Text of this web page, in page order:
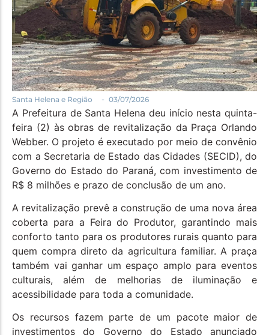
Santa Helena e Região - 03/07/2026
A Prefeitura de Santa Helena deu início nesta quinta-
feira (2) às obras de revitalização da Praça Orlando
Webber. O projeto é executado por meio de convênio
com a Secretaria de Estado das Cidades (SECID), do
Governo do Estado do Paraná, com investimento de
R$ 8 milhões e prazo de conclusão de um ano.
A revitalização prevê a construção de uma nova área
coberta para a Feira do Produtor, garantindo mais
conforto tanto para os produtores rurais quanto para
quem compra direto da agricultura familiar. A praça
também vai ganhar um espaço amplo para eventos
culturais, além de melhorias de iluminação e
acessibilidade para toda a comunidade.
Os recursos fazem parte de um pacote maior de
investimentos do Governo do Estado anunciado